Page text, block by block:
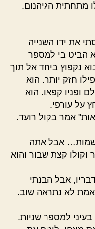
מתחתית הגיהנום.
את ידו השנייה
הביט בי למספר
נקפוץ ביחד אל תוך
חזק יותר. הוא
ופניו קפאו. הוא
על עורפי.
אמר בקול רועד.
אבל אתה
קצת שבור והוא
אבל הבנתי
באמת לא נתראה שוב.
למספר שניות.